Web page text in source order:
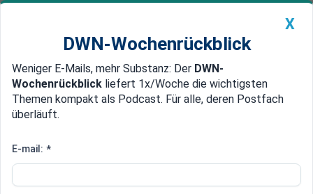
Newsticker MEIN DWN: Geldanlage Premium
Edelmetalle DWN-Magazin China
Jobkrise erfasst Europa
OECD: Jugendarbeitslosigkeit in
Europa erreicht bedrohliche
X
DWN-Wochenrückblick
Weniger E-Mails, mehr Substanz: Der DWN-
Wochenrückblick liefert 1x/Woche die wichtigsten
Themen kompakt als Podcast. Für alle, deren Postfach
überläuft.
E-mail: *